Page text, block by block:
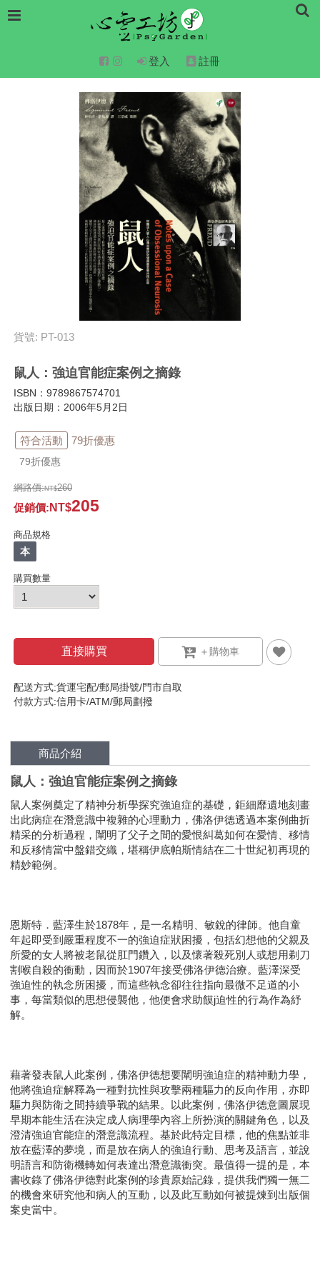
登入 註冊
貨號: PT-013
鼠人：強迫官能症案例之摘錄
ISBN：9789867574701
出版日期：2006年5月2日
符合活動 79折優惠
79折優惠
網路價: 260
促銷價: 205
商品規格
本
購買數量
直接購買
配送方式:貨運宅配/郵局掛號/門市自取
付款方式:信用卡/ATM/郵局劃撥
商品介紹
鼠人：強迫官能症案例之摘錄
鼠人案例奠定了精神分析學探究強迫症的基礎，鉅細靡遺地刻畫
出此病症在潛意識中複雜的心理動力，佛洛伊德透過本案例曲折
精采的分析過程，闡明了父子之間的愛恨糾葛如何在愛情、移情
和反移情當中盤錯交織，堪稱伊底帕斯情結在二十世紀初再現的
精妙範例。
恩斯特．藍澤生於1878年，是一名精明、敏銳的律師。他自童
年起即受到嚴重程度不一的強迫症狀困擾，包括幻想他的父親及
所愛的女人將被老鼠從肛門鑽入，以及懷著殺死別人或想用剃刀
割喉自殺的衝動，因而於1907年接受佛洛伊德治療。藍澤深受
強迫性的執念所困擾，而這些執念卻往往指向最微不足道的小
事，每當類似的思想侵襲他，他便會求助饃j迫性的行為作為紓
解。
藉著發表鼠人此案例，佛洛伊德想要闡明強迫症的精神動力學，
他將強迫症解釋為一種對抗性與攻擊兩種驅力的反向作用，亦即
驅力與防衛之間持續爭戰的結果。以此案例，佛洛伊德意圖展現
早期本能生活在決定成人病理學內容上所扮演的關鍵角色，以及
澄清強迫官能症的潛意識流程。基於此特定目標，他的焦點並非
放在藍澤的夢境，而是放在病人的強迫行動、思考及語言，並說
明語言和防衛機轉如何表達出潛意識衝突。最值得一提的是，本
書收錄了佛洛伊德對此案例的珍貴原始記錄，提供我們獨一無二
的機會來研究他和病人的互動，以及此互動如何被提煉到出版個
案史當中。